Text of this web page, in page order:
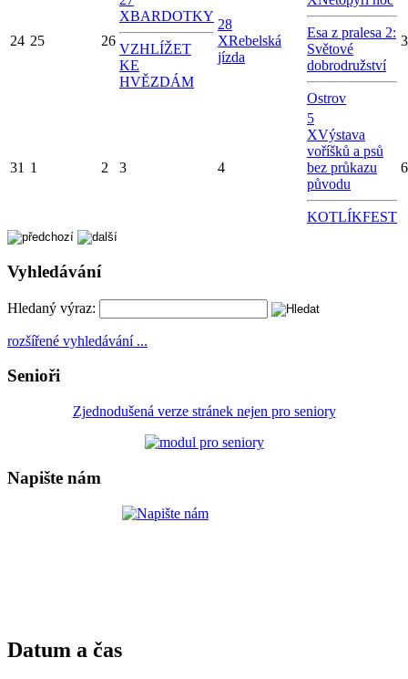
24 25 26
XBARDOTKY
VZHLÍŽET
KE
HVĚZDÁM
28
XRebelská
jízda
Esa z pralesa 2:
Světové
dobrodružství
Ostrov
31 1 2 3 4
5
XVýstava
voříšků a psů
bez průkazu
původu
KOTLÍKFEST
6
Vyhledávání
Hledaný výraz:
rozšířené vyhledávání ...
Senioři
Zjednodušená verze stránek nejen pro seniory
Napište nám
Datum a čas